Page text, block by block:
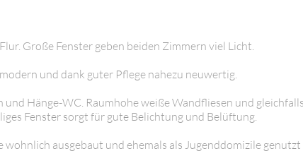
Große Fenster geben beiden Zimmern viel Licht.
und dank guter Pflege nahezu neuwertig.
Hänge-WC. Raumhohe weiße Wandfliesen und
Fenster sorgt für gute Belichtung und Belüftung.
ausgebaut und ehemals als Jugenddomizile